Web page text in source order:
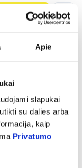
Apie
slapukai
su dalies arba
kaip
Privatumo
Į krepšelį